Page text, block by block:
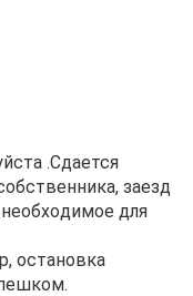
.Сдaется
зaeзд
для
оcтановка